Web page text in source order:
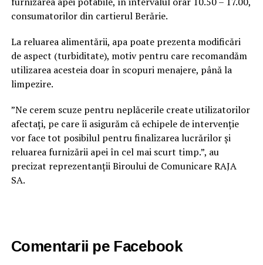
consumatorilor din cartierul Berărie.
La reluarea alimentării, apa poate prezenta modificări
de aspect (turbiditate), motiv pentru care recomandăm
utilizarea acesteia doar în scopuri menajere, până la
limpezire.
”Ne cerem scuze pentru neplăcerile create utilizatorilor
afectați, pe care îi asigurăm că echipele de intervenție
vor face tot posibilul pentru finalizarea lucrărilor și
reluarea furnizării apei în cel mai scurt timp.”, au
precizat reprezentanții Biroului de Comunicare RAJA
SA.
Comentarii pe Facebook